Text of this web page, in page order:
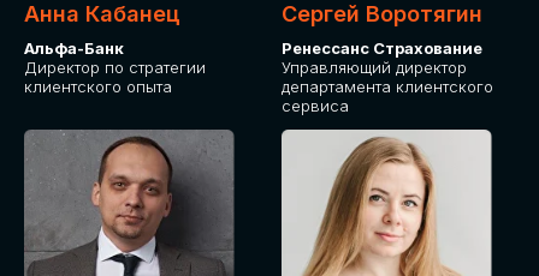
Анна Кабанец
Альфа-Банк
Директор по стратегии
клиентского опыта
Сергей Воротягин
Ренессанс Страхование
Управляющий директор
департамента клиентского
сервиса